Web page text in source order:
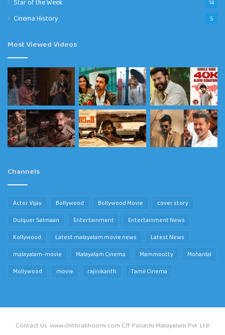
14
Cinema History 5
Most Viewed Videos
Channels
Actor Vijay Bollywood Bollywood Movie
cover story
Dulquer Salmaan
Entertainment
Entertainment News
Kollywood
Latest malayalam movie news
Latest News
malayalam-movie
Malayalam Cinema Mammootty
Mohanlal
Mollywood
movie rajinikanth Tamil Cinema
Contact Us: www.chithrabhoomi.com C/f Panachi Malayalam Pvt. Ltd.